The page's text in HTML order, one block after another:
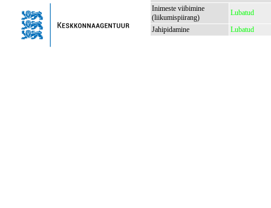
Inimeste viibimine
(liikumispiirang)
Lubatud
Jahipidamine
Lubatud